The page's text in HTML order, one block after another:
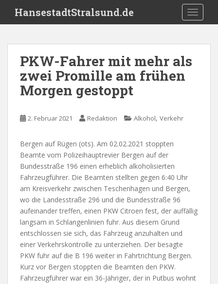
i
HansestadtStralsund.de
PKW-Fahrer mit mehr als
zwei Promille am frühen
Morgen gestoppt
2. Februar 2021 Redaktion Alkohol, Verkehr
Bergen auf Rügen (ots). Am 02.02.2021 stoppten
Beamte vom Polizeihauptrevier Bergen auf der
Bundesstraße 196 einen erheblich alkoholisierten
Fahrzeugführer. Die Beamten stellten gegen 6:40 Uhr
am Kreisverkehr zwischen Teschenhagen und Bergen,
wo die Landesstraße 296 und die Bundesstraße 96
aufeinander treffen, einen PKW Citroen fest, der auffällig
langsam in Schlangenlinien fuhr. Aus diesem Grund
entschlossen sie sich, das Fahrzeug anzuhalten und
einer Verkehrskontrolle zu unterziehen. Der besagte
PKW fuhr auf die B 196 weiter in Fahrtrichtung Bergen.
Kurz vor Bergen stoppten die Beamten den PKW.
Fahrzeugführer war ein 36-Jähriger, der in Putbus wohnt